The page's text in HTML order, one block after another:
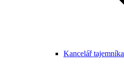
Kancelář tajemníka